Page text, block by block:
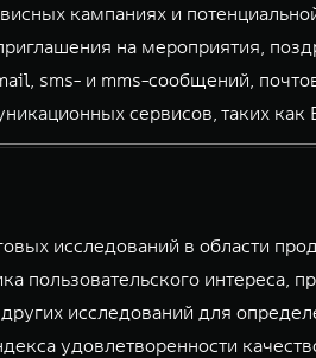
кампаниях и
на мероприятия,
sms- и mms-сообщений,
сервисов, таких как
исследований в области
пользовательского интереса,
исследований для
удовлетворенности